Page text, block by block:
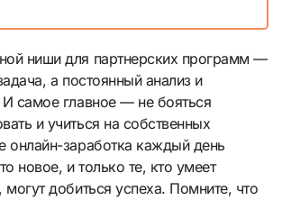
ниши для партнерских программ —
а постоянный анализ и
самое главное — не бояться
и учиться на собственных
онлайн-заработка каждый день
новое, и только те, кто умеет
могут добиться успеха. Помните, что